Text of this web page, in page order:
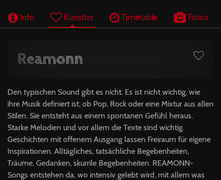
Info Künstler Timetable Fotos
Reamonn
Den typischen Sound gibt es nicht. Es ist nicht wichtig, wie
ihre Musik definiert ist, ob Pop, Rock oder eine Mixtur aus allen
Stilen. Sie entsteht aus einem spontanen Gefühl heraus.
Starke Melodien und vor allem die Texte sind wichtig.
Geschichten mit offenem Ausgang lassen Freiraum für eigene
Inspirationen. Alltägliches, tatsächliche Begebenheiten,
Träume, Gedanken, skurrile Begebenheiten. REAMONN-
Songs entstehen da, wo intensiv gelebt wird, mit allem was